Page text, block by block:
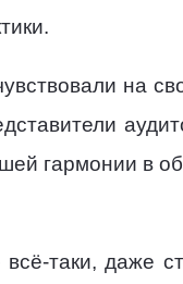
на
гармонии в
таки, даже